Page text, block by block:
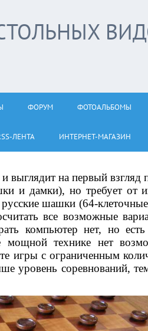
ФОРУМ ФОТОАЛЬБОМЫ
ЛЕНТА ИНТЕРНЕТ-МАГАЗИН
на первый взгляд
и дамки), но требует от
русские шашки (64-
все возможные
компьютер нет, но
технике нет
игры с ограниченным
уровень соревнований,